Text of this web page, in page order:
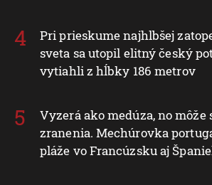
Pri prieskume najhlbšej
sveta sa utopil elitný český
vytiahli z hĺbky 186 metrov
Vyzerá ako medúza, no môže
zranenia. Mechúrovka
pláže vo Francúzsku aj